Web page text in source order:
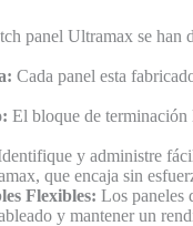
panel Ultramax se han
Cada panel esta
El bloque de terminación
y administre
que encaja sin
Flexibles: Los paneles
y mantener un